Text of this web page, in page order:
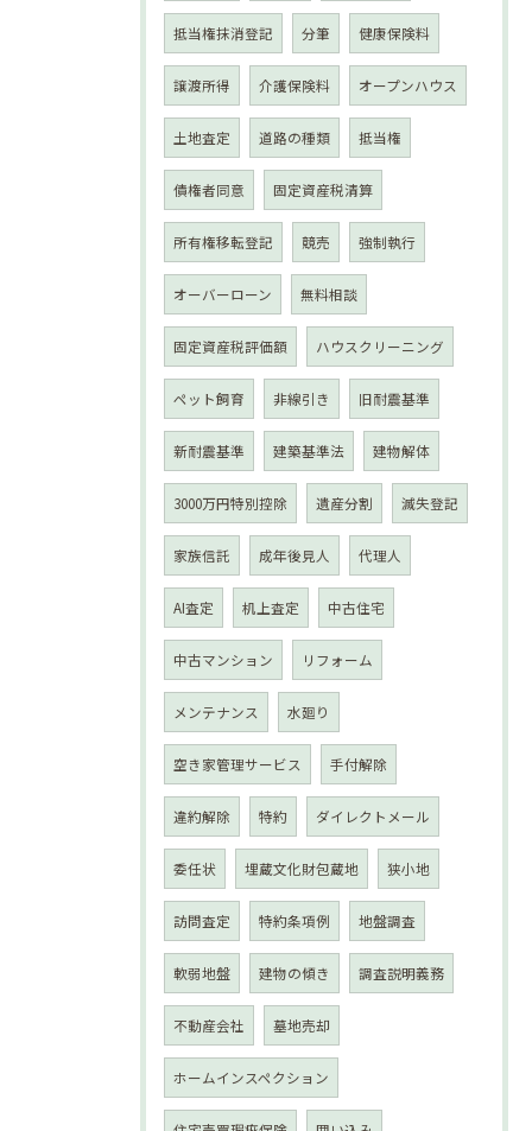
抵当権抹消登記 分筆 健康保険料
譲渡所得 介護保険料 オープンハウス
土地査定 道路の種類 抵当権
債権者同意 固定資産税清算
所有権移転登記 競売 強制執行
オーバーローン 無料相談
固定資産税評価額 ハウスクリーニング
ペット飼育 非線引き 旧耐震基準
新耐震基準 建築基準法 建物解体
3000万円特別控除 遺産分割 滅失登記
家族信託 成年後見人 代理人
AI査定 机上査定 中古住宅
中古マンション リフォーム
メンテナンス 水廻り
空き家管理サービス 手付解除
違約解除 特約 ダイレクトメール
委任状 埋蔵文化財包蔵地 狭小地
訪問査定 特約条項例 地盤調査
軟弱地盤 建物の傾き 調査説明義務
不動産会社 墓地売却
ホームインスペクション